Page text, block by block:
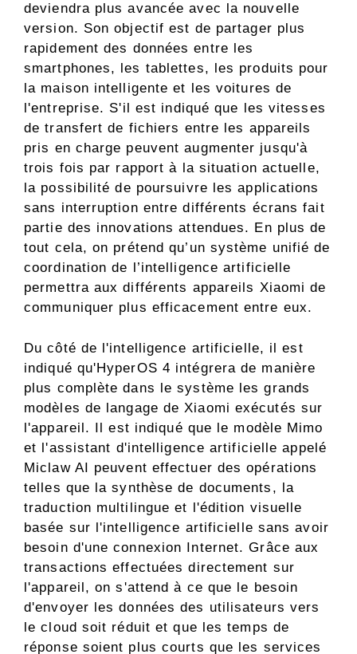
deviendra plus avancée avec la nouvelle
version. Son objectif est de partager plus
rapidement des données entre les
smartphones, les tablettes, les produits pour
la maison intelligente et les voitures de
l'entreprise. S'il est indiqué que les vitesses
de transfert de fichiers entre les appareils
pris en charge peuvent augmenter jusqu'à
trois fois par rapport à la situation actuelle,
la possibilité de poursuivre les applications
sans interruption entre différents écrans fait
partie des innovations attendues. En plus de
tout cela, on prétend qu’un système unifié de
coordination de l’intelligence artificielle
permettra aux différents appareils Xiaomi de
communiquer plus efficacement entre eux.
Du côté de l'intelligence artificielle, il est
indiqué qu'HyperOS 4 intégrera de manière
plus complète dans le système les grands
modèles de langage de Xiaomi exécutés sur
l'appareil. Il est indiqué que le modèle Mimo
et l'assistant d'intelligence artificielle appelé
Miclaw AI peuvent effectuer des opérations
telles que la synthèse de documents, la
traduction multilingue et l'édition visuelle
basée sur l'intelligence artificielle sans avoir
besoin d'une connexion Internet. Grâce aux
transactions effectuées directement sur
l'appareil, on s'attend à ce que le besoin
d'envoyer les données des utilisateurs vers
le cloud soit réduit et que les temps de
réponse soient plus courts que les services